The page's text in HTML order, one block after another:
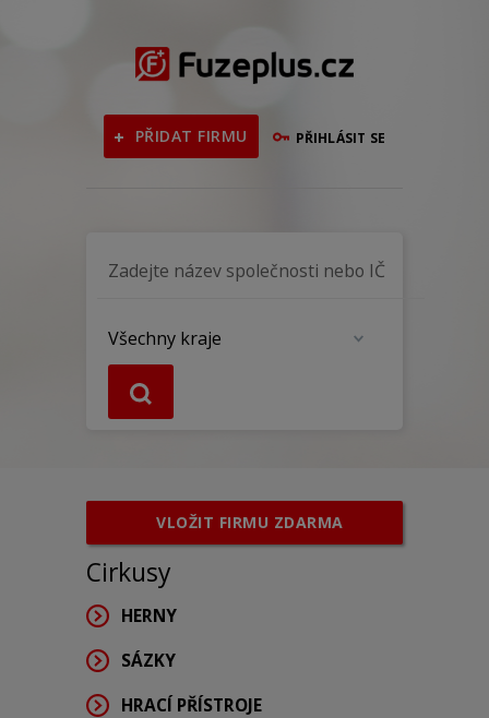
PŘIDAT FIRMU PŘIHLÁSIT SE
VLOŽIT FIRMU ZDARMA
Cirkusy
HERNY
SÁZKY
HRACÍ PŘÍSTROJE